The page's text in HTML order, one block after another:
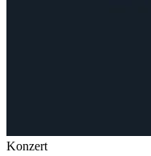
Konzert